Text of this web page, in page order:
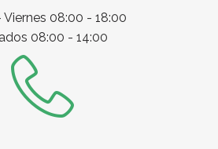
Viernes 08:00 - 18:00
08:00 - 14:00